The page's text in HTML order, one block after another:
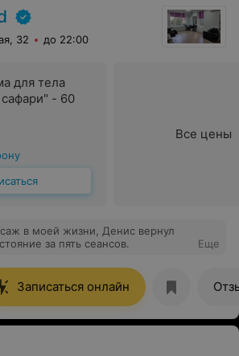
32 до 22:00
для тела
- 60
Все цены
в моей жизни, Денис вернул
за пять сеансов.
Еще
Записаться онлайн